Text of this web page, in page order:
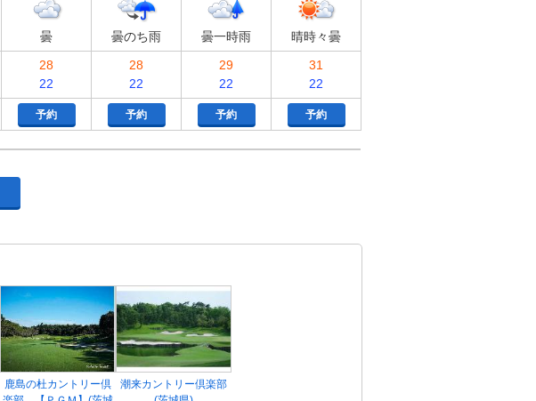
曇 曇のち雨 曇一時雨
晴時々曇
28
22
28
22
29
22
31
22
予約 予約 予約 予約
鹿島の杜カントリー倶
潮来カントリー倶楽部